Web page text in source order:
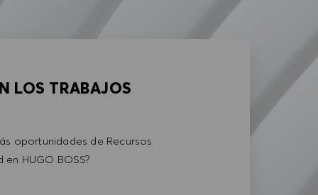
LOS TRABAJOS
oportunidades de Recursos
HUGO BOSS?